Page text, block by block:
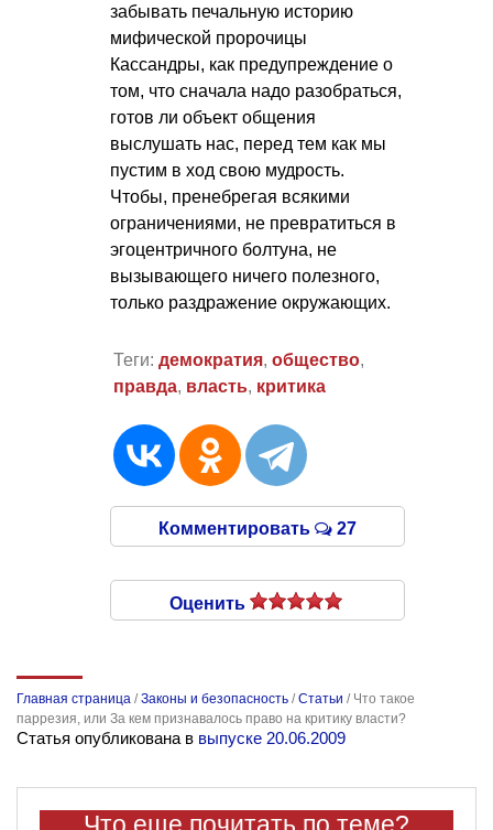
забывать печальную историю
мифической пророчицы
Кассандры, как предупреждение о
том, что сначала надо разобраться,
готов ли объект общения
выслушать нас, перед тем как мы
пустим в ход свою мудрость.
Чтобы, пренебрегая всякими
ограничениями, не превратиться в
эгоцентричного болтуна, не
вызывающего ничего полезного,
только раздражение окружающих.
Теги: демократия, общество,
правда, власть, критика
Комментировать 27
Оценить
Главная страница /Законы и безопасность /Статьи / Что такое
паррезия, или За кем признавалось право на критику власти?
Статья опубликована в выпуске 20.06.2009